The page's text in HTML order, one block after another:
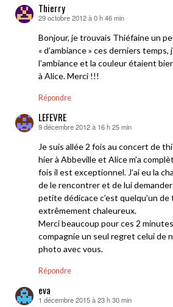
Thierry
dit :
29 octobre 2012 à 0 h 46 min
Bonjour, je trouvais Thiéfaine un
« d’ambiance » ces derniers temps,
l’ambiance et la couleur étaient
à Alice. Merci !!!
Répondre
LEFEVRE
dit :
9 décembre 2012 à 16 h 25 min
Je suis allée 2 fois au concert de
hier à Abbeville et Alice m’a
fois il est exceptionnel. J’ai eu la
de le rencontrer et de lui
petite dédicace c’est quelqu’un
extrêmement chaleureux.
Merci beaucoup pour ces 2
compagnie un seul regret celui de
photo avec vous.
Répondre
eva
dit :
1 décembre 2015 à 23 h 30 min